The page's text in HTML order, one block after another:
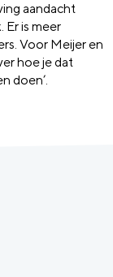
aandacht
Er is meer
Voor Meijer en
hoe je dat
doen’.